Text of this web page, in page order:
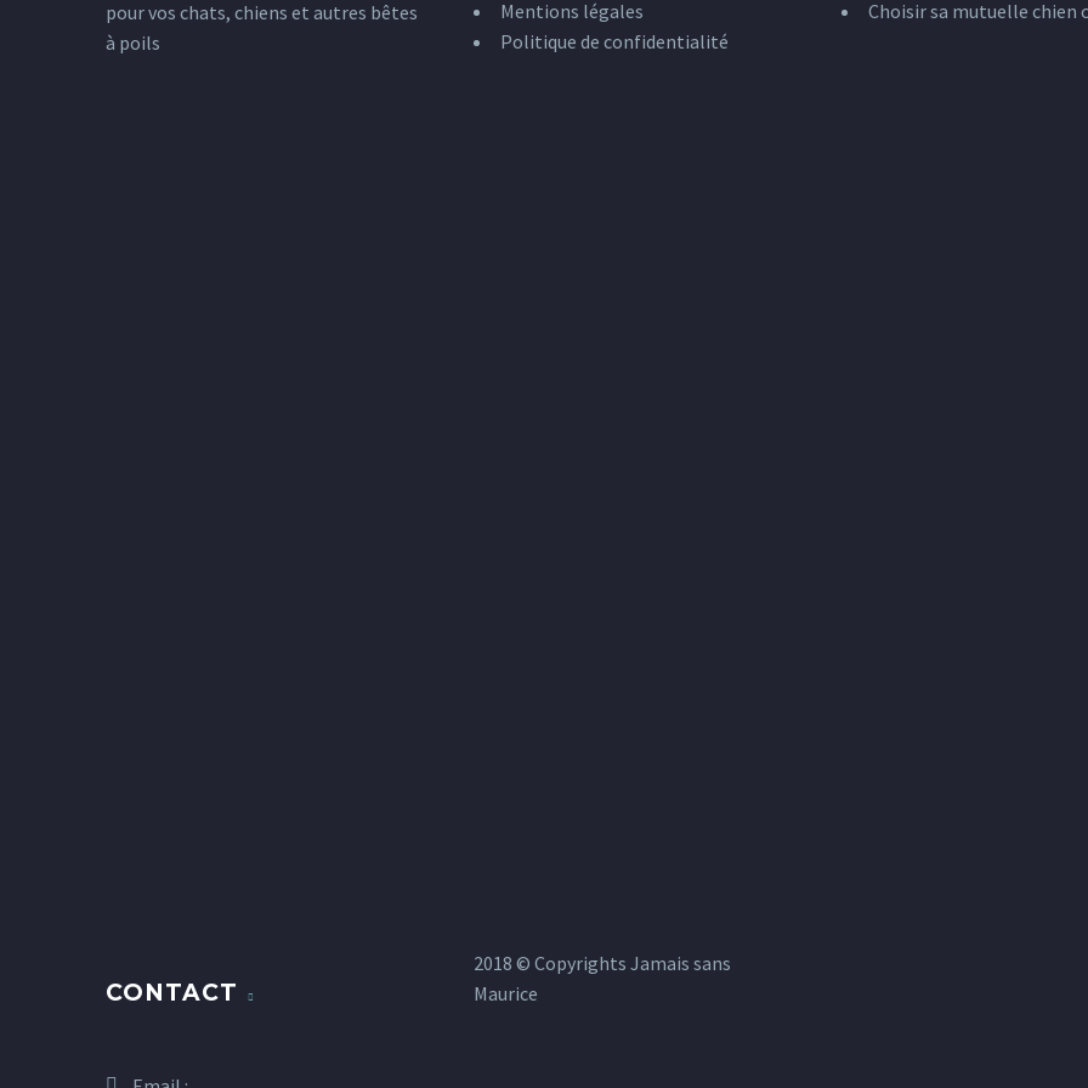
pour vos chats, chiens et autres bêtes
à poils
Mentions légales
Politique de confidentialité
Choisir sa mutuelle chien
CONTACT
2018 © Copyrights Jamais sans
Maurice